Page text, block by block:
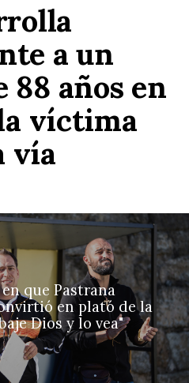
a un
88 años en
víctima
vía
que Pastrana
en plató de la
Dios y lo vea"